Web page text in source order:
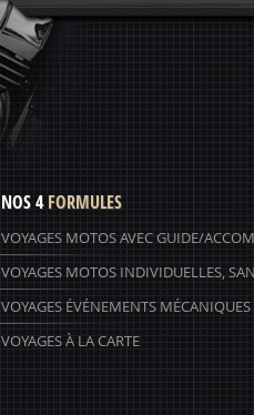
NOS 4FORMULES
VOYAGES MOTOS AVEC GUIDE/
VOYAGES MOTOS INDIVIDUELLES,
VOYAGES ÉVÉNEMENTS MÉCANIQUES
VOYAGES À LA CARTE